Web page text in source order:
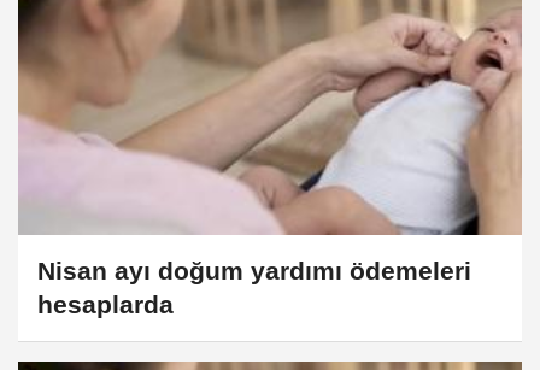
Nisan ayı doğum yardımı ödemeleri
hesaplarda